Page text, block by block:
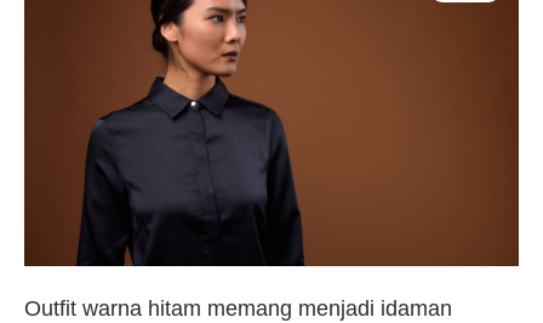
Outfit warna hitam memang menjadi idaman